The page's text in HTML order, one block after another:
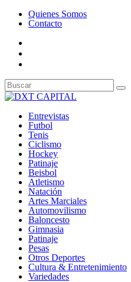
Quienes Somos
Contacto
Entrevistas
Futbol
Tenis
Ciclismo
Hockey
Patinaje
Beisbol
Atletismo
Natación
Artes Marciales
Automovilismo
Baloncesto
Gimnasia
Patinaje
Pesas
Otros Deportes
Cultura & Entretenimiento
Variedades